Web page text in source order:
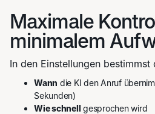
Maximale
minimalem
In den Einstellungen bestimmst
Wann die KI den Anruf
Sekunden)
Wie schnell gesprochen wird